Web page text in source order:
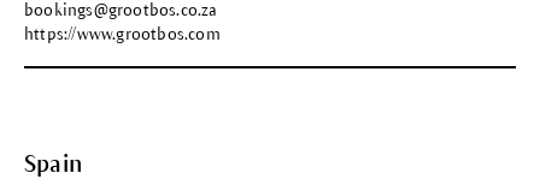
bookings@grootbos.co.za
https://www.grootbos.com
Spain